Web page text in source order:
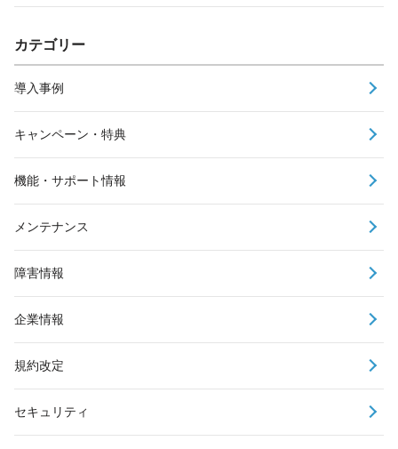
カテゴリー
導入事例
キャンペーン・特典
機能・サポート情報
メンテナンス
障害情報
企業情報
規約改定
セキュリティ